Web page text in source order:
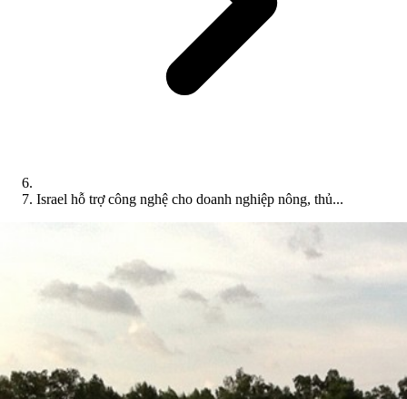
Israel hỗ trợ công nghệ cho doanh nghiệp nông, thủ...